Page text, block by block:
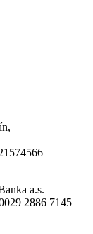
a.s.
2886 7145